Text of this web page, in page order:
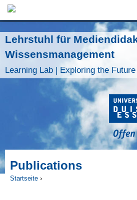
Jump to
Lehrstuhl für
Wissensmanagement
Learning Lab | Exploring the
Publications
Startseite ›